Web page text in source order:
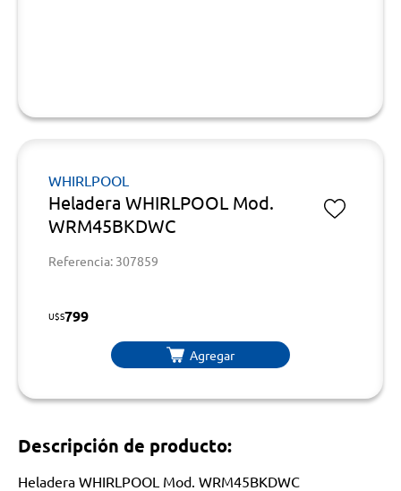
WHIRLPOOL
Heladera WHIRLPOOL Mod.
WRM45BKDWC
Referencia: 307859
U$S799
Agregar
Descripción de producto:
Heladera WHIRLPOOL Mod. WRM45BKDWC